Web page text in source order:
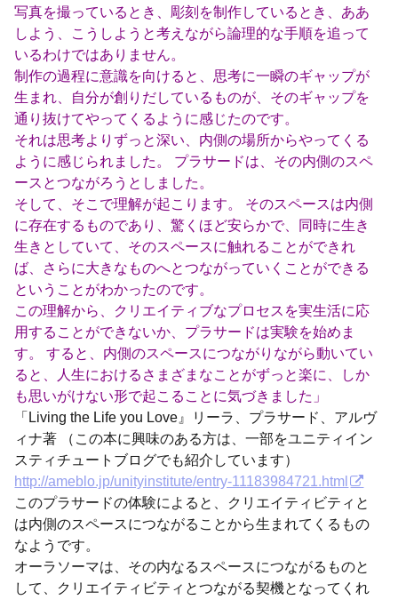
写真を撮っているとき、彫刻を制作しているとき、ああ
しよう、こうしようと考えながら論理的な手順を追って
いるわけではありません。
制作の過程に意識を向けると、思考に一瞬のギャップが
生まれ、自分が創りだしているものが、そのギャップを
通り抜けてやってくるように感じたのです。
それは思考よりずっと深い、内側の場所からやってくる
ように感じられました。 プラサードは、その内側のスペ
ースとつながろうとしました。
そして、そこで理解が起こります。 そのスペースは内側
に存在するものであり、驚くほど安らかで、同時に生き
生きとしていて、そのスペースに触れることができれ
ば、さらに大きなものへとつながっていくことができる
ということがわかったのです。
この理解から、クリエイティブなプロセスを実生活に応
用することができないか、プラサードは実験を始めま
す。 すると、内側のスペースにつながりながら動いてい
ると、人生におけるさまざまなことがずっと楽に、しか
も思いがけない形で起こることに気づきました」
「Living the Life you Love』リーラ、プラサード、アルヴ
ィナ著 （この本に興味のある方は、一部をユニティイン
スティチュートブログでも紹介しています）
http://ameblo.jp/unityinstitute/entry-11183984721.html
このプラサードの体験によると、クリエイティビティと
は内側のスペースにつながることから生まれてくるもの
なようです。
オーラソーマは、その内なるスペースにつながるものと
して、クリエイティビティとつながる契機となってくれ